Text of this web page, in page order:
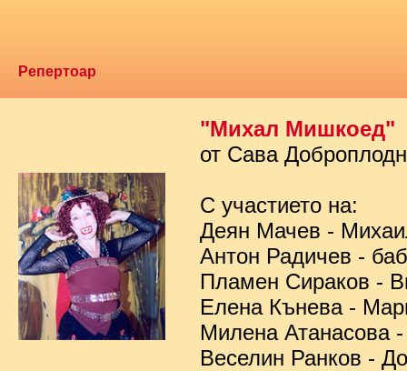
Репертоар
"Михал Мишкоед"
от Сава
С участието на:
Деян Мачев -
Антон Радичев -
Пламен Сираков -
Елена Кънева -
Милена Атанасова
Веселин Ранков -